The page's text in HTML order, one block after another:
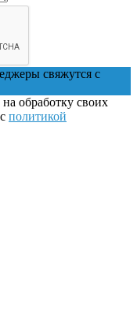
свяжутся с
обработку своих
политикой